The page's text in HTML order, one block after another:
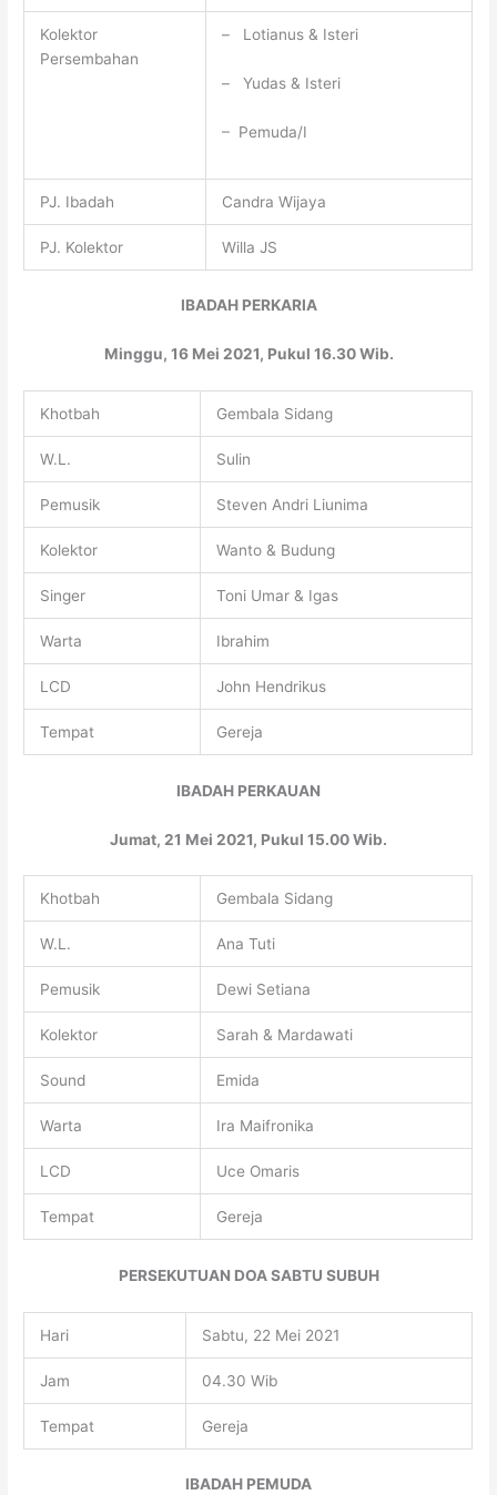
Kolektor
Persembahan
– Lotianus & Isteri
– Yudas & Isteri
– Pemuda/I
PJ. Ibadah Candra Wijaya
PJ. Kolektor Willa JS
IBADAH PERKARIA
Minggu, 16 Mei 2021, Pukul 16.30 Wib.
Khotbah Gembala Sidang
W.L. Sulin
Pemusik Steven Andri Liunima
Kolektor Wanto & Budung
Singer Toni Umar & Igas
Warta Ibrahim
LCD John Hendrikus
Tempat Gereja
IBADAH PERKAUAN
Jumat, 21 Mei 2021, Pukul 15.00 Wib.
Khotbah Gembala Sidang
W.L. Ana Tuti
Pemusik Dewi Setiana
Kolektor Sarah & Mardawati
Sound Emida
Warta Ira Maifronika
LCD Uce Omaris
Tempat Gereja
PERSEKUTUAN DOA SABTU SUBUH
Hari Sabtu, 22 Mei 2021
Jam 04.30 Wib
Tempat Gereja
IBADAH PEMUDA